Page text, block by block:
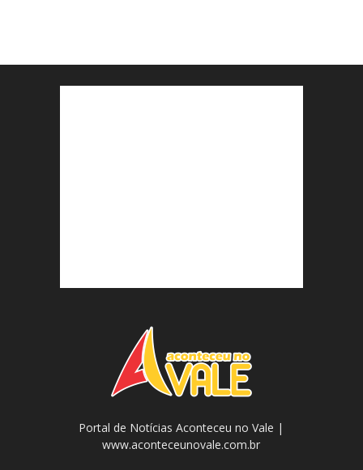
Portal de Notícias Aconteceu no Vale |
www.aconteceunovale.com.br